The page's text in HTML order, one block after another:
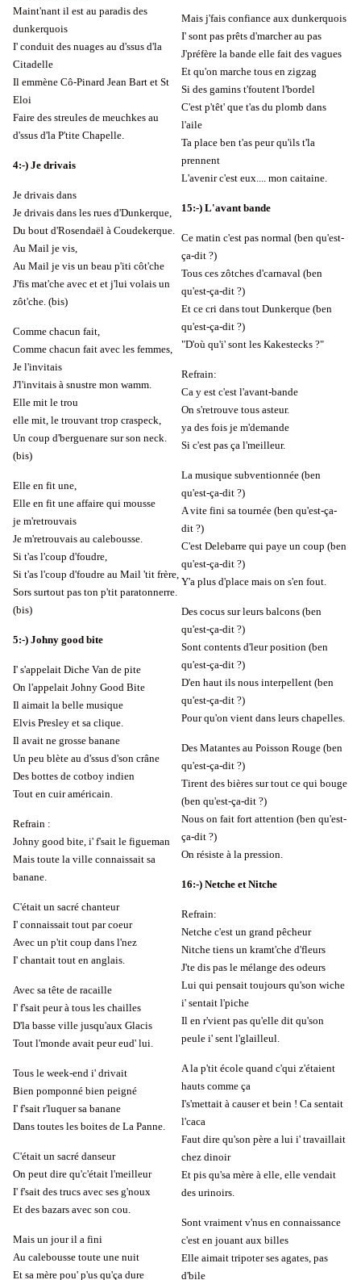
Maint'nant il est au paradis des
dunkerquois
I' conduit des nuages au d'ssus d'la
Citadelle
Il emmène Cô-Pinard Jean Bart et St
Eloi
Faire des streules de meuchkes au
d'ssus d'la P'tite Chapelle.
4:-) Je drivais
Je drivais dans
Je drivais dans les rues d'Dunkerque,
Du bout d'Rosendaël à Coudekerque.
Au Mail je vis,
Au Mail je vis un beau p'iti côt'che
J'fis mat'che avec et et j'lui volais un
zôt'che. (bis)
Comme chacun fait,
Comme chacun fait avec les femmes,
Je l'invitais
J'l'invitais à snustre mon wamm.
Elle mit le trou
elle mit, le trouvant trop craspeck,
Un coup d'berguenare sur son neck.
(bis)
Elle en fit une,
Elle en fit une affaire qui mousse
je m'retrouvais
Je m'retrouvais au calebousse.
Si t'as l'coup d'foudre,
Si t'as l'coup d'foudre au Mail 'tit frère,
Sors surtout pas ton p'tit paratonnerre.
(bis)
5:-) Johny good bite
I' s'appelait Diche Van de pite
On l'appelait Johny Good Bite
Il aimait la belle musique
Elvis Presley et sa clique.
Il avait ne grosse banane
Un peu blète au d'ssus d'son crâne
Des bottes de cotboy indien
Tout en cuir américain.
Refrain :
Johny good bite, i' f'sait le figueman
Mais toute la ville connaissait sa
banane.
C'était un sacré chanteur
I' connaissait tout par coeur
Avec un p'tit coup dans l'nez
I' chantait tout en anglais.
Avec sa tête de racaille
I' f'sait peur à tous les chailles
D'la basse ville jusqu'aux Glacis
Tout l'monde avait peur eud' lui.
Tous le week-end i' drivait
Bien pomponné bien peigné
I' f'sait r'luquer sa banane
Dans toutes les boites de La Panne.
C'était un sacré danseur
On peut dire qu'c'était l'meilleur
I' f'sait des trucs avec ses g'noux
Et des bazars avec son cou.
Mais un jour il a fini
Au calebousse toute une nuit
Et sa mère pou' p'us qu'ça dure
Mais j'fais confiance aux dunkerquois
I' sont pas prêts d'marcher au pas
J'préfère la bande elle fait des vagues
Et qu'on marche tous en zigzag
Si des gamins t'foutent l'bordel
C'est p'têt' que t'as du plomb dans
l'aile
Ta place ben t'as peur qu'ils t'la
prennent
L'avenir c'est eux.... mon caitaine.
15:-) L'avant bande
Ce matin c'est pas normal (ben qu'est-
ça-dit ?)
Tous ces zôtches d'carnaval (ben
qu'est-ça-dit ?)
Et ce cri dans tout Dunkerque (ben
qu'est-ça-dit ?)
"D'où qu'i' sont les Kakestecks ?"
Refrain:
Ca y est c'est l'avant-bande
On s'retrouve tous asteur.
ya des fois je m'demande
Si c'est pas ça l'meilleur.
La musique subventionnée (ben
qu'est-ça-dit ?)
A vite fini sa tournée (ben qu'est-ça-
dit ?)
C'est Delebarre qui paye un coup (ben
qu'est-ça-dit ?)
Y'a plus d'place mais on s'en fout.
Des cocus sur leurs balcons (ben
qu'est-ça-dit ?)
Sont contents d'leur position (ben
qu'est-ça-dit ?)
D'en haut ils nous interpellent (ben
qu'est-ça-dit ?)
Pour qu'on vient dans leurs chapelles.
Des Matantes au Poisson Rouge (ben
qu'est-ça-dit ?)
Tirent des bières sur tout ce qui bouge
(ben qu'est-ça-dit ?)
Nous on fait fort attention (ben qu'est-
ça-dit ?)
On résiste à la pression.
16:-) Netche et Nitche
Refrain:
Netche c'est un grand pêcheur
Nitche tiens un kramt'che d'fleurs
J'te dis pas le mélange des odeurs
Lui qui pensait toujours qu'son wiche
i' sentait l'piche
Il en r'vient pas qu'elle dit qu'son
peule i' sent l'glailleul.
A la p'tit école quand c'qui z'étaient
hauts comme ça
I's'mettait à causer et bein ! Ca sentait
l'caca
Faut dire qu'son père a lui i' travaillait
chez dinoir
Et pis qu'sa mère à elle, elle vendait
des urinoirs.
Sont vraiment v'nus en connaissance
c'est en jouant aux billes
Elle aimait tripoter ses agates, pas
d'bile